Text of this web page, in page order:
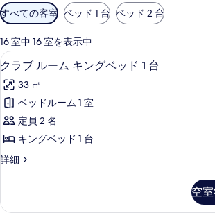
利
用
可
能
な
客
室
の
り
込
件
すべての客室 ベッド 1 台 ベッド 2 台
16 室中 16 室を表示中
ク
ラ
ブ
ル
ー
ム
キ
グ
1 室のベッド
11
クラブ ルーム キングベッド 1 台
33 ㎡
ベッドルーム 1 室
定員 2 名
キングベッド 1 台
詳細
ク
ー
空